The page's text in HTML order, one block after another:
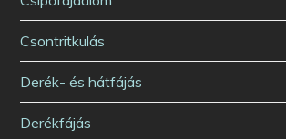
Csontritkulás
Derék- és hátfájás
Derékfájás